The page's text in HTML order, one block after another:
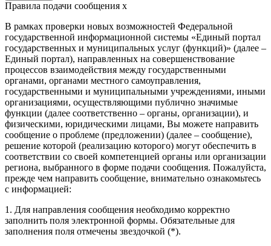
Правила подачи сообщения x
В рамках проверки новых возможностей Федеральной
государственной информационной системы «Единый портал
государственных и муниципальных услуг (функций)» (далее –
Единый портал), направленных на совершенствование
процессов взаимодействия между государственными
органами, органами местного самоуправления,
государственными и муниципальными учреждениями, иными
организациями, осуществляющими публично значимые
функции (далее соответственно – органы, организации), и
физическими, юридическими лицами, Вы можете направить
сообщение о проблеме (предложении) (далее – сообщение),
решение которой (реализацию которого) могут обеспечить в
соответствии со своей компетенцией органы или организации
региона, выбранного в форме подачи сообщения. Пожалуйста,
прежде чем направить сообщение, внимательно ознакомьтесь
с информацией:
1. Для направления сообщения необходимо корректно
заполнить поля электронной формы. Обязательные для
заполнения поля отмечены звездочкой (*).